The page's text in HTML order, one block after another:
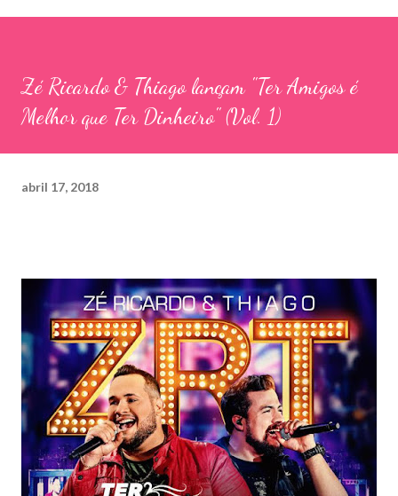
Zé Ricardo & Thiago lançam "Ter Amigos é
Melhor que Ter Dinheiro" (Vol. 1)
abril 17, 2018